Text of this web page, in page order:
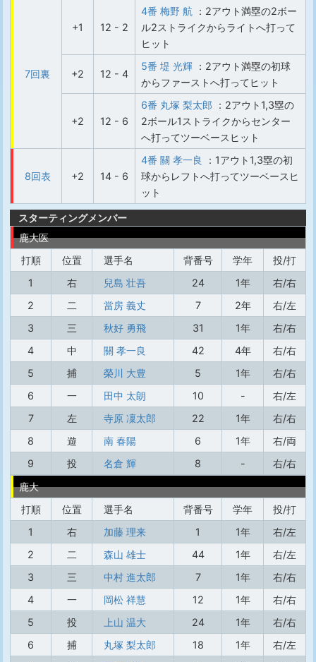
7回裏
+1 12 - 2
4番 梅野 航 ：2アウト満塁の2ボー
ル2ストライクからライトへ打って
ヒット
+2 12 - 4
5番 堤 光輝 ：2アウト満塁の初球
からファーストへ打ってヒット
+2 12 - 6
6番 丸塚 梨太郎 ：2アウト1,3塁の
2ボール1ストライクからセンター
へ打ってツーベースヒット
8回表 +2 14 - 6
4番 關 孝一良
：1アウト1,3塁の初
球からレフトへ打ってツーベースヒ
ット
スターティングメンバー
鹿大医
打順
位置 選手名 背番号 学年
投/打
1
右 兒島 壮吾 24 1年
右/右
2
二 當房 義丈 7 2年
右/左
3
三 秋好 勇飛 31 1年
右/右
4
中 關 孝一良 42 4年
右/右
5
捕 榮川 大豊 5 1年
右/右
6
一 田中 太朗 10 -
右/左
7
左 寺原 凜太郎 22 1年
右/右
8
遊 南 春陽 6 1年
右/両
9
投 名倉 輝 8 -
右/右
鹿大
打順
位置 選手名 背番号 学年
投/打
1
右 加藤 理来 1 1年
右/左
2
二 森山 雄士 44 1年
右/左
3
三 中村 進太郎 7 1年
右/右
4
一 岡松 祥慧 12 1年
右/右
5
投 上山 温大 24 1年
右/右
6
捕 丸塚 梨太郎 18 1年
右/左